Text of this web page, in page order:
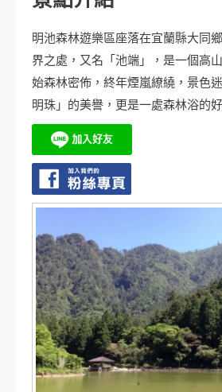
明池森林遊樂區座落在宜蘭縣大同
界之處，又名「池端」，是一個高
始森林密佈，終年煙嵐繚繞，景色
明珠」的美譽，更是一處森林浴的